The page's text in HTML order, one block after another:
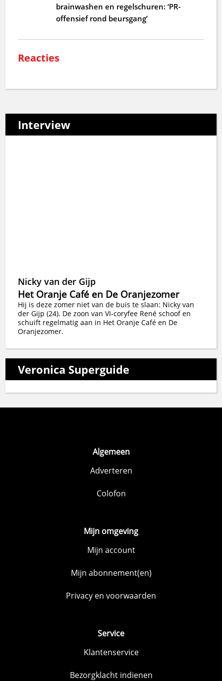
brainwashen en regelschuren: ‘PR-
offensief rond beursgang’
Reacties
Interview
Nicky van der Gijp
Het Oranje Café en De Oranjezomer
Hij is deze zomer niet van de buis te slaan: Nicky van
der Gijp (24). De zoon van VI-coryfee René schoof en
schuift regelmatig aan in Het Oranje Café en De
Oranjezomer.
Veronica Superguide
Algemeen
Adverteren
Colofon
Mijn omgeving
Mijn account
Mijn abonnement(en)
Privacy en voorwaarden
Service
Klantenservice
Bezorgklacht indienen